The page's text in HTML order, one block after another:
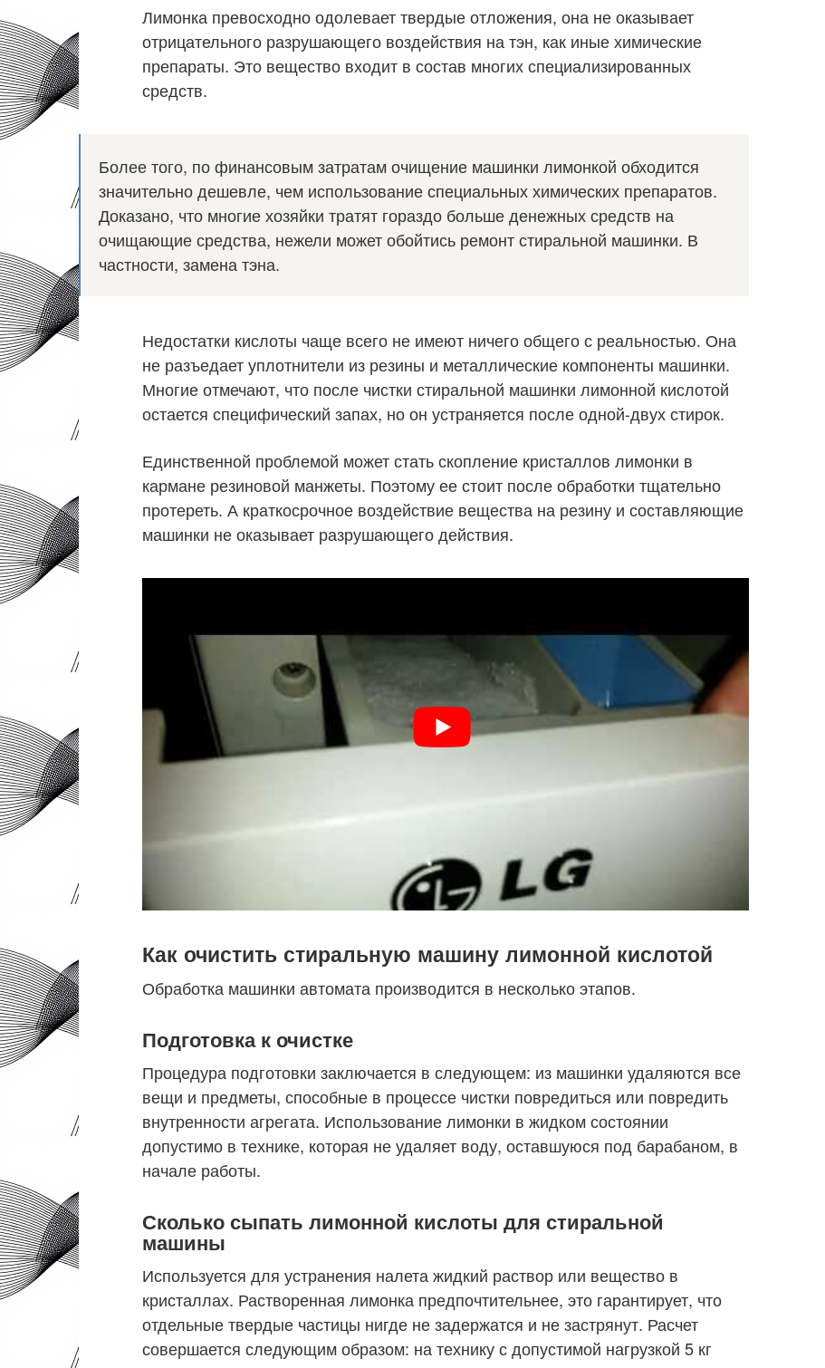
Лимонка превосходно одолевает твердые отложения, она не оказывает
отрицательного разрушающего воздействия на тэн, как иные химические
препараты. Это вещество входит в состав многих специализированных
средств.
Более того, по финансовым затратам очищение машинки лимонкой обходится
значительно дешевле, чем использование специальных химических препаратов.
Доказано, что многие хозяйки тратят гораздо больше денежных средств на
очищающие средства, нежели может обойтись ремонт стиральной машинки. В
частности, замена тэна.
Недостатки кислоты чаще всего не имеют ничего общего с реальностью. Она
не разъедает уплотнители из резины и металлические компоненты машинки.
Многие отмечают, что после чистки стиральной машинки лимонной кислотой
остается специфический запах, но он устраняется после одной-двух стирок.
Единственной проблемой может стать скопление кристаллов лимонки в
кармане резиновой манжеты. Поэтому ее стоит после обработки тщательно
протереть. А краткосрочное воздействие вещества на резину и составляющие
машинки не оказывает разрушающего действия.
Как очистить стиральную машину лимонной кислотой
Обработка машинки автомата производится в несколько этапов.
Подготовка к очистке
Процедура подготовки заключается в следующем: из машинки удаляются все
вещи и предметы, способные в процессе чистки повредиться или повредить
внутренности агрегата. Использование лимонки в жидком состоянии
допустимо в технике, которая не удаляет воду, оставшуюся под барабаном, в
начале работы.
Сколько сыпать лимонной кислоты для стиральной
машины
Используется для устранения налета жидкий раствор или вещество в
кристаллах. Растворенная лимонка предпочтительнее, это гарантирует, что
отдельные твердые частицы нигде не задержатся и не застрянут. Расчет
совершается следующим образом: на технику с допустимой нагрузкой 5 кг